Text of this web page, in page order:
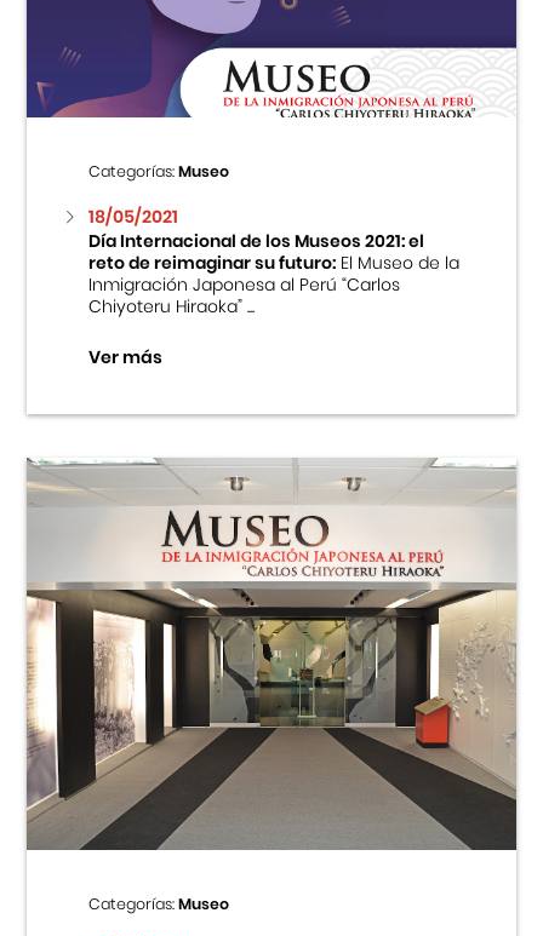
Centro Cultural Peruano Japonés
Cursos
Museo de la Inmigración Japonesa
Fondo Editorial
Teatro Peruano Japonés
Categorías:Museo
18/05/2021
Día Internacional de los Museos 2021: el
reto de reimaginar su futuro:El Museo de la
Inmigración Japonesa al Perú “Carlos
Chiyoteru Hiraoka” ...
Ver más
Categorías:Museo